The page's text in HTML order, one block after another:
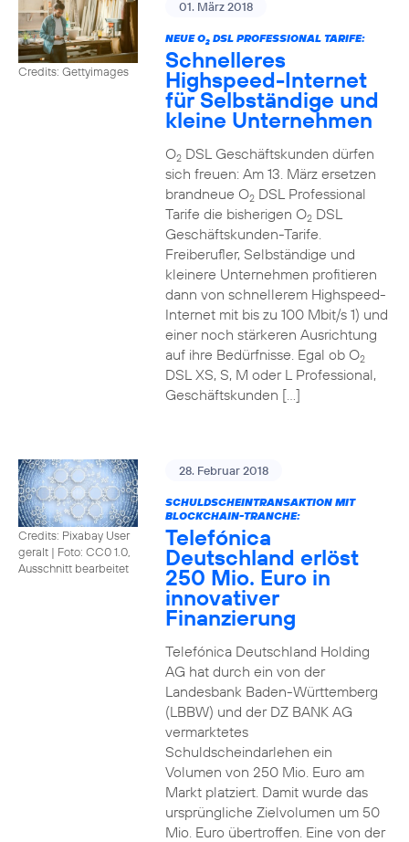
Credits: Gettyimages
01. März 2018
NEUE O2DSL PROFESSIONAL TARIFE:
Schnelleres
Highspeed-Internet
für Selbständige und
kleine Unternehmen
O2DSL Geschäftskunden dürfen
sich freuen: Am 13. März ersetzen
brandneue O2DSL Professional
Tarife die bisherigen O2DSL
Geschäftskunden-Tarife.
Freiberufler, Selbständige und
kleinere Unternehmen profitieren
dann von schnellerem Highspeed-
Internet mit bis zu 100 Mbit/s 1) und
einer noch stärkeren Ausrichtung
auf ihre Bedürfnisse. Egal ob O2
DSL XS, S, M oder L Professional,
Geschäftskunden […]
Credits: Pixabay User
geralt | Foto: CC0 1.0,
Ausschnitt bearbeitet
28. Februar 2018
SCHULDSCHEINTRANSAKTION MIT
BLOCKCHAIN-TRANCHE:
Telefónica
Deutschland erlöst
250 Mio. Euro in
innovativer
Finanzierung
Telefónica Deutschland Holding
AG hat durch ein von der
Landesbank Baden-Württemberg
(LBBW) und der DZ BANK AG
vermarktetes
Schuldscheindarlehen ein
Volumen von 250 Mio. Euro am
Markt platziert. Damit wurde das
ursprüngliche Zielvolumen um 50
Mio. Euro übertroffen. Eine von der